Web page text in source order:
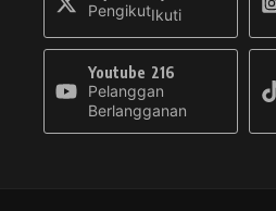
PengikutIkuti
Youtube 216
Pelanggan
Berlangganan